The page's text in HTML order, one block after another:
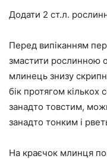
Додати 2 ст.л.
Перед випіканням
змастити рослинною
млинець знизу
бік протягом
занадто товстим,
занадто тонким і
На краєчок млинця